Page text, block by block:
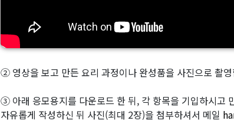
② 영상을 보고 만든 요리 과정이나 완성품을 사진으로 촬
③ 아래 응모용지를 다운로드 한 뒤, 각 항목을 기입하시고
자유롭게 작성하신 뒤 사진(최대 2장)을 첨부하셔서 메일